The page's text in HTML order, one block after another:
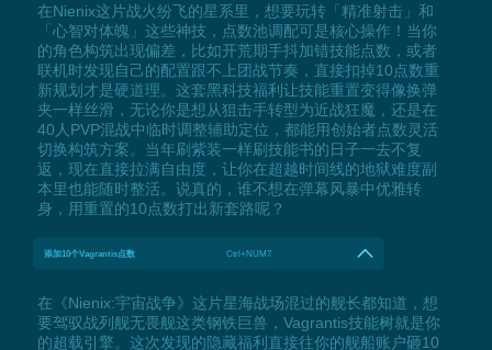
在Nienix这片战火纷飞的星系里，想要玩转「精准射击」和
「心智对体魄」这些神技，点数池调配可是核心操作！当你
的角色构筑出现偏差，比如开荒期手抖加错技能点数，或者
联机时发现自己的配置跟不上团战节奏，直接扣掉10点数重
新规划才是硬道理。这套黑科技福利让技能重置变得像换弹
夹一样丝滑，无论你是想从狙击手转型为近战狂魔，还是在
40人PVP混战中临时调整辅助定位，都能用创始者点数灵活
切换构筑方案。当年刷紫装一样刷技能书的日子一去不复
返，现在直接拉满自由度，让你在超越时间线的地狱难度副
本里也能随时整活。说真的，谁不想在弹幕风暴中优雅转
身，用重置的10点数打出新套路呢？
添加10个Vagrantis点数 Ctrl+NUM7
在《Nienix:宇宙战争》这片星海战场混过的舰长都知道，想
要驾驭战列舰无畏舰这类钢铁巨兽，Vagrantis技能树就是你
的超载引擎。这次发现的隐藏福利直接往你的舰船账户砸10